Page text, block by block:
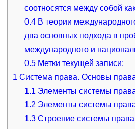
соотносятся между собой
0.4 В теории
два основных подхода в
международного и
0.5 Метки текущей записи:
1 Система права. Основы
1.1 Элементы системы
1.2 Элементы системы
1.3 Строение системы права